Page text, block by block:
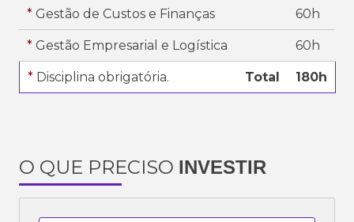
* Gestão de Custos e Finanças 60h
* Gestão Empresarial e Logística 60h
* Disciplina obrigatória. Total 180h
O QUE PRECISO INVESTIR